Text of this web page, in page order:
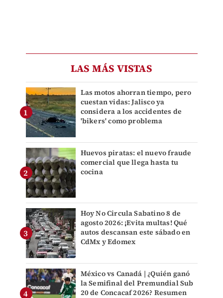
LAS MÁS VISTAS
Las motos ahorran tiempo, pero
cuestan vidas: Jalisco ya
considera a los accidentes de
'bikers' como problema
Huevos piratas: el nuevo fraude
comercial que llega hasta tu
cocina
Hoy No Circula Sabatino 8 de
agosto 2026: ¡Evita multas! Qué
autos descansan este sábado en
CdMx y Edomex
México vs Canadá | ¿Quién ganó
la Semifinal del Premundial Sub
20 de Concacaf 2026? Resumen